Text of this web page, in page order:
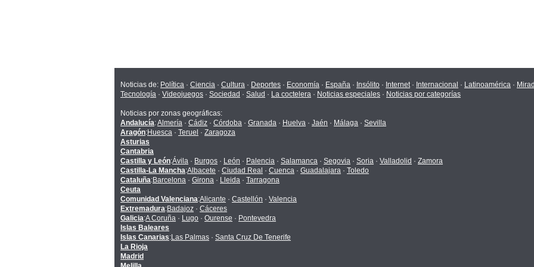
Noticias de: Política · Ciencia · Cultura · Deportes · Economía · España · Insólito · Internet· Internacional · Latinoamérica ·
Tecnología · Videojuegos · Sociedad · Salud · La coctelera · Noticias especiales · Noticias por categorías
Noticias por zonas geográficas:
Andalucía:Almería · Cádiz · Córdoba · Granada · Huelva · Jaén · Málaga · Sevilla
Aragón:Huesca · Teruel · Zaragoza
Asturias
Cantabria
Castilla y León:Ávila · Burgos · León · Palencia · Salamanca · Segovia · Soria · Valladolid · Zamora
Castilla-La Mancha:Albacete · Ciudad Real · Cuenca · Guadalajara · Toledo
Cataluña:Barcelona · Girona · Lleida · Tarragona
Ceuta
Comunidad Valenciana:Alicante · Castellón · Valencia
Extremadura:Badajoz · Cáceres
Galicia:A Coruña · Lugo · Ourense · Pontevedra
Islas Baleares
Islas Canarias:Las Palmas · Santa Cruz De Tenerife
La Rioja
Madrid